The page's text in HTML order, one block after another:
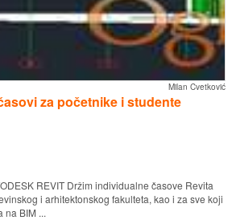
Milan Cvetković
za početnike i studente
REVIT Držim individualne časove Revita
i arhitektonskog fakulteta, kao i za sve koji
na BIM ...